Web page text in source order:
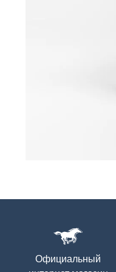
Официальный